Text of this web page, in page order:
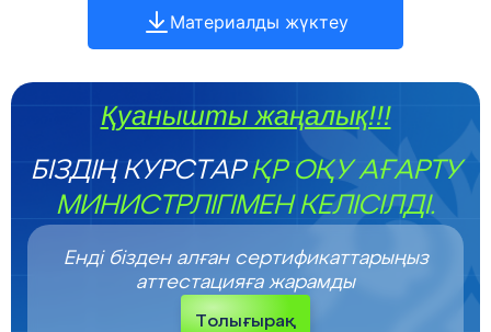
Материалды жүктеу
Қуанышты жаңалық!!!
БІЗДІҢ КУРСТАРҚР ОҚУ АҒАРТУ
МИНИСТРЛІГІМЕН КЕЛІСІЛДІ.
Енді бізден алған сертификаттарыңыз
аттестацияға жарамды
Толығырақ